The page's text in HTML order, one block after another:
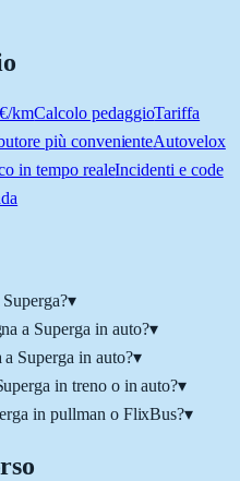
kmCalcolo pedaggioTariffa
più convenienteAutovelox
in tempo realeIncidenti e code
▾
a Superga in auto?▾
Superga in auto?▾
in treno o in auto?▾
in pullman o FlixBus?▾